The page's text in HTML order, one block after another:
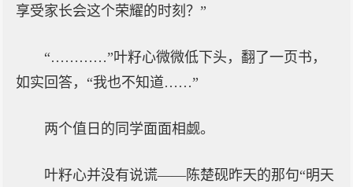
享受家长会这个荣耀的时刻？”
“…………”叶籽心微微低下头，翻了一页书，
如实回答，“我也不知道……”
两个值日的同学面面相觑。
叶籽心并没有说谎——陈楚砚昨天的那句“明天